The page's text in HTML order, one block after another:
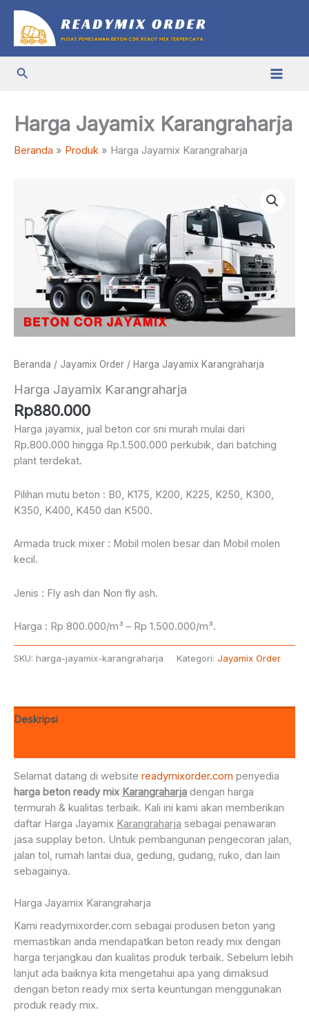
konten
Cari
Harga Jayamix Karangraharja
Beranda Produk Harga Jayamix Karangraharja
Beranda / Jayamix Order / Harga Jayamix Karangraharja
Harga Jayamix Karangraharja
Rp880.000
Harga jayamix, jual beton cor sni murah mulai dari
Rp.800.000 hingga Rp.1.500.000 perkubik, dari batching
plant terdekat.
Pilihan mutu beton : B0, K175, K200, K225, K250, K300,
K350, K400, K450 dan K500.
Armada truck mixer : Mobil molen besar dan Mobil molen
kecil.
Jenis : Fly ash dan Non fly ash.
Harga : Rp 800.000/m³ – Rp 1.500.000/m³.
SKU: harga-jayamix-karangraharja Kategori: Jayamix Order
Deskripsi
Selamat datang di website readymixorder.com penyedia
harga beton ready mix Karangraharja dengan harga
termurah & kualitas terbaik. Kali ini kami akan memberikan
daftar Harga Jayamix Karangraharja sebagai penawaran
jasa supplay beton. Untuk pembangunan pengecoran jalan,
jalan tol, rumah lantai dua, gedung, gudang, ruko, dan lain
sebagainya.
Harga Jayamix Karangraharja
Kami readymixorder.com sebagai produsen beton yang
memastikan anda mendapatkan beton ready mix dengan
harga terjangkau dan kualitas produk terbaik. Sebelum lebih
lanjut ada baiknya kita mengetahui apa yang dimaksud
dengan beton ready mix serta keuntungan menggunakan
produk ready mix.